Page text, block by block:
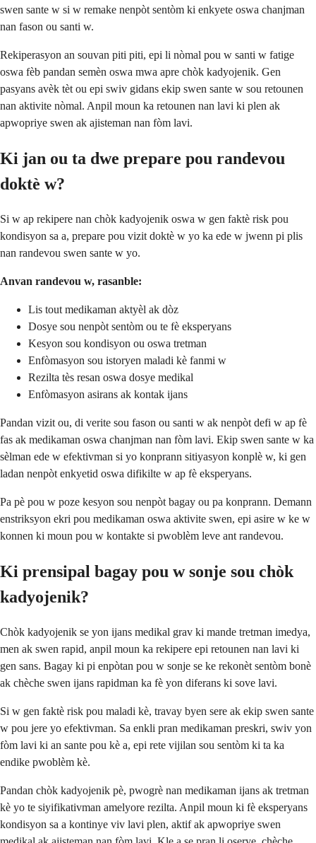
swen sante w si w remake nenpòt sentòm ki enkyete oswa chanjman
nan fason ou santi w.
Rekiperasyon an souvan piti piti, epi li nòmal pou w santi w fatige
oswa fèb pandan semèn oswa mwa apre chòk kadyojenik. Gen
pasyans avèk tèt ou epi swiv gidans ekip swen sante w sou retounen
nan aktivite nòmal. Anpil moun ka retounen nan lavi ki plen ak
apwopriye swen ak ajisteman nan fòm lavi.
Ki jan ou ta dwe prepare pou randevou
doktè w?
Si w ap rekipere nan chòk kadyojenik oswa w gen faktè risk pou
kondisyon sa a, prepare pou vizit doktè w yo ka ede w jwenn pi plis
nan randevou swen sante w yo.
Anvan randevou w, rasanble:
Lis tout medikaman aktyèl ak dòz
Dosye sou nenpòt sentòm ou te fè eksperyans
Kesyon sou kondisyon ou oswa tretman
Enfòmasyon sou istoryen maladi kè fanmi w
Rezilta tès resan oswa dosye medikal
Enfòmasyon asirans ak kontak ijans
Pandan vizit ou, di verite sou fason ou santi w ak nenpòt defi w ap fè
fas ak medikaman oswa chanjman nan fòm lavi. Ekip swen sante w ka
sèlman ede w efektivman si yo konprann sitiyasyon konplè w, ki gen
ladan nenpòt enkyetid oswa difikilte w ap fè eksperyans.
Pa pè pou w poze kesyon sou nenpòt bagay ou pa konprann. Demann
enstriksyon ekri pou medikaman oswa aktivite swen, epi asire w ke w
konnen ki moun pou w kontakte si pwoblèm leve ant randevou.
Ki prensipal bagay pou w sonje sou chòk
kadyojenik?
Chòk kadyojenik se yon ijans medikal grav ki mande tretman imedya,
men ak swen rapid, anpil moun ka rekipere epi retounen nan lavi ki
gen sans. Bagay ki pi enpòtan pou w sonje se ke rekonèt sentòm bonè
ak chèche swen ijans rapidman ka fè yon diferans ki sove lavi.
Si w gen faktè risk pou maladi kè, travay byen sere ak ekip swen sante
w pou jere yo efektivman. Sa enkli pran medikaman preskri, swiv yon
fòm lavi ki an sante pou kè a, epi rete vijilan sou sentòm ki ta ka
endike pwoblèm kè.
Pandan chòk kadyojenik pè, pwogrè nan medikaman ijans ak tretman
kè yo te siyifikativman amelyore rezilta. Anpil moun ki fè eksperyans
kondisyon sa a kontinye viv lavi plen, aktif ak apwopriye swen